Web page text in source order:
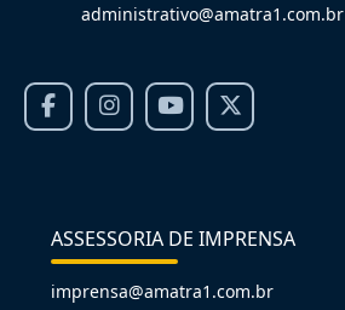
administrativo@amatra1.com.br
ASSESSORIA DE IMPRENSA
imprensa@amatra1.com.br